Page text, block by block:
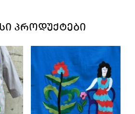
ᲞᲠᲝᲓᲣᲥᲢᲔᲑᲘ